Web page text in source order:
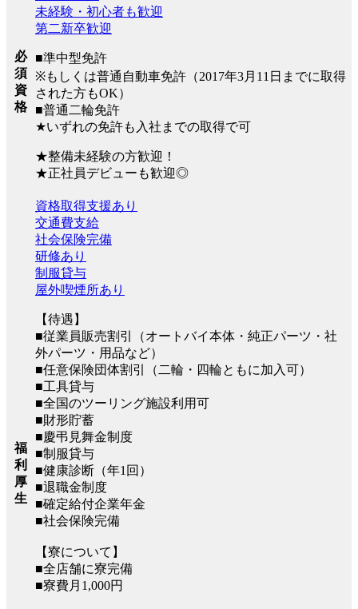
必
須
資
格
未経験・初心者も歓迎
第二新卒歓迎
■準中型免許
※もしくは普通自動車免許（2017年3月11日までに取得
された方もOK）
■普通二輪免許
★いずれの免許も入社までの取得で可
★整備未経験の方歓迎！
★正社員デビューも歓迎◎
福
利
厚
生
資格取得支援あり
交通費支給
社会保険完備
研修あり
制服貸与
屋外喫煙所あり
【待遇】
■従業員販売割引（オートバイ本体・純正パーツ・社
外パーツ・用品など）
■任意保険団体割引（二輪・四輪ともに加入可）
■工具貸与
■全国のツーリング施設利用可
■財形貯蓄
■慶弔見舞金制度
■制服貸与
■健康診断（年1回）
■退職金制度
■確定給付企業年金
■社会保険完備
【寮について】
■全店舗に寮完備
■寮費月1,000円